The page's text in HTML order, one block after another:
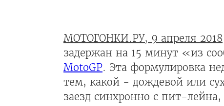
МОТОГОНКИ.РУ, 9 апреля 2018
задержан на 15 минут «из
MotoGP. Эта формулировка
тем, какой - дождевой или
заезд синхронно с пит-